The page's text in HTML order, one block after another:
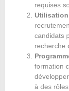
requises
candidats
recherche
formation
à des